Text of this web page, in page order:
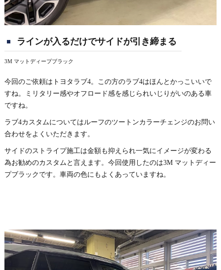
ラインが入るだけでサイドが引き締まる
3M マットディープブラック
今回のご依頼はトヨタラブ4。この方のラブ4はほんとかっこいいで
すね。ミリタリー感やオフロード感を感じられいじりがいのある車
ですね。
ラブ4カスタムについてはルーフのツートンカラーチェンジのお問い
合わせをよくいただきます。
サイドのストライプ施工は金額も抑えられ一気にイメージが変わる
為お勧めのカスタムと言えます。今回使用したのは3M マットディー
プブラックです。車両の色にもよくあっていますね。